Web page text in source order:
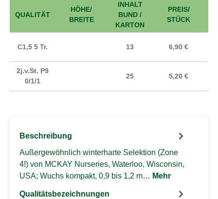
QUALITÄT
HÖHE/
BREITE
INHALT
BUND /
KARTON
PREIS/
STÜCK
C1,5 5 Tr. 13 6,90 €
2j.v.St. P9
0/1/1
25 5,20 €
Beschreibung
Außergewöhnlich winterharte Selektion (Zone
4!) von MCKAY Nurseries, Waterloo, Wisconsin,
USA; Wuchs kompakt, 0,9 bis 1,2 m… Mehr
Qualitätsbezeichnungen